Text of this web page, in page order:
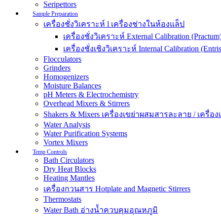
Seripettors
Sample Preparation
เครื่องชั่งวิเคราะห์ l เครื่องช่างในห้องแล็ป
เครื่องชั่งวิเคราะห์ External Calibration
เครื่องชั่งเชิงวิเคราะห์ Internal Calibration
Flocculators
Grinders
Homogenizers
Moisture Balances
pH Meters & Electrochemistry
Overhead Mixers & Stirrers
Shakers & Mixers เครื่องเขย่าผสมสารละลาย / เครื่อง
Water Analysis
Water Purification Systems
Vortex Mixers
Temp Controls
Bath Circulators
Dry Heat Blocks
Heating Mantles
เครื่องกวนสาร Hotplate and Magnetic Stirrers
Thermostats
Water Bath อ่างน้ำควบคุมอุณหภูมิ